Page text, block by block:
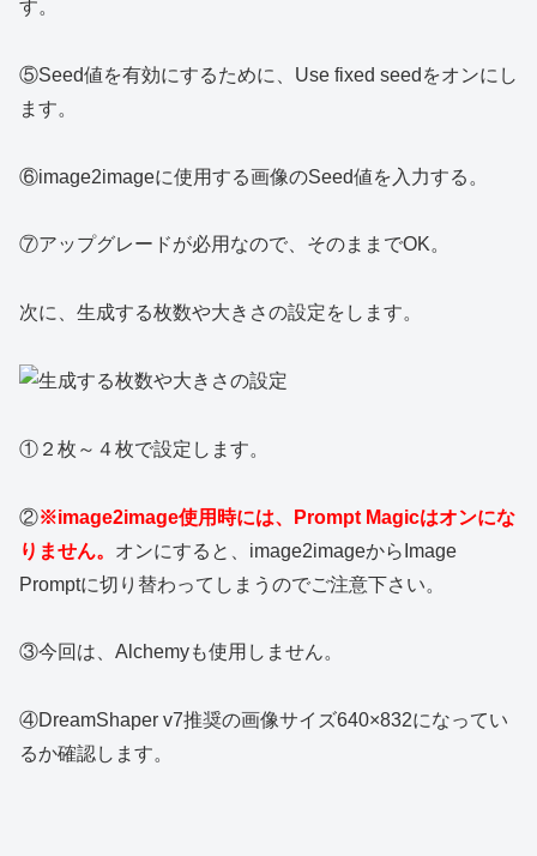
す。
⑤Seed値を有効にするために、Use fixed seedをオンにし
ます。
⑥image2imageに使用する画像のSeed値を入力する。
⑦アップグレードが必用なので、そのままでOK。
次に、生成する枚数や大きさの設定をします。
①２枚～４枚で設定します。
②※image2image使用時には、Prompt Magicはオンにな
りません。 オンにすると、image2imageからImage
Promptに切り替わってしまうのでご注意下さい。
③今回は、Alchemyも使用しません。
④DreamShaper v7推奨の画像サイズ640×832になってい
るか確認します。